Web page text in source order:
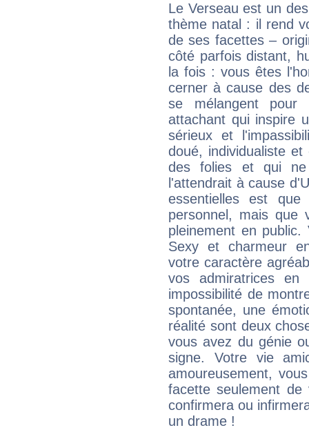
Le Verseau est un
thème natal : il rend
de ses facettes –
côté parfois distant,
la fois : vous êtes
cerner à cause des
se mélangent
attachant qui inspire
sérieux et
doué, individualiste
des folies et qui
l'attendrait à cause
essentielles est
personnel, mais que
pleinement en
Sexy et charmeur
votre caractère
vos admiratrices
impossibilité de
spontanée, une
réalité sont deux
vous avez du génie
signe. Votre vie
amoureusement,
facette seulement
confirmera ou
un drame !